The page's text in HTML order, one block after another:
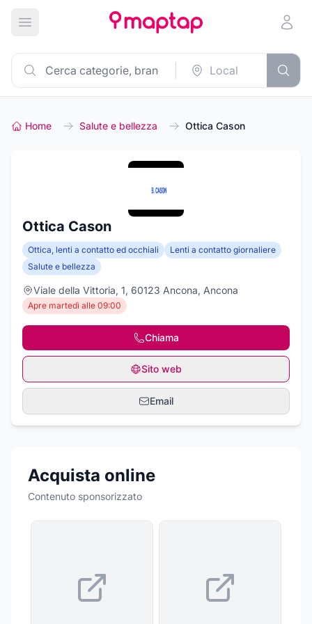
Apri menu principale
Home Salute e bellezza Ottica Cason
Ottica Cason
Ottica, lenti a contatto ed occhiali
Lenti a contatto giornaliere
Salute e bellezza
Viale della Vittoria, 1, 60123 Ancona, Ancona
Apre martedì alle 09:00
Chiama
Sito web
Email
Acquista online
Contenuto sponsorizzato